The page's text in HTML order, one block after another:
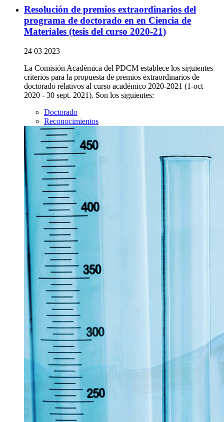
Resolución de premios extraordinarios del
programa de doctorado en en Ciencia de
Materiales (tesis del curso 2020-21)
24 03 2023
La Comisión Académica del PDCM establece los siguientes
criterios para la propuesta de premios extraordinarios de
doctorado relativos al curso académico 2020-2021 (1-oct
2020 - 30 sept. 2021). Son los siguientes:
Doctorado
Reconocimientos